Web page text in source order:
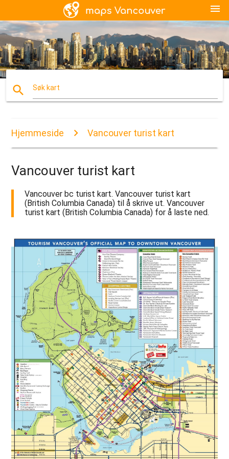
menu
search Søk kart
Hjemmeside Vancouver turist kart
Vancouver turist kart
Vancouver bc turist kart. Vancouver turist kart
(British Columbia Canada) til å skrive ut. Vancouver
turist kart (British Columbia Canada) for å laste ned.